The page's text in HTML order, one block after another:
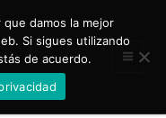
DE DANSA
de Dansa acrobàcia i
damos la mejor
Si sigues utilizando
de acuerdo.